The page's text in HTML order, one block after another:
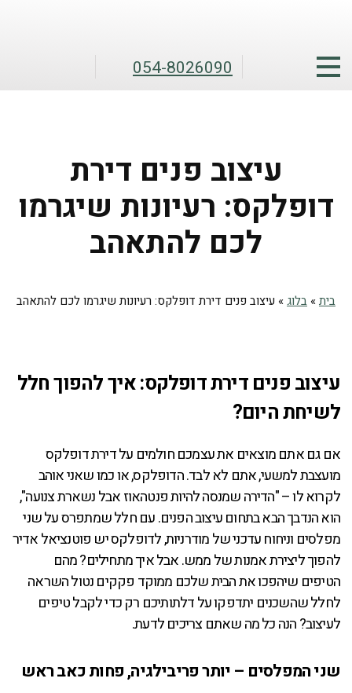
054-8026090
עיצוב פנים דירת
דופלקס: רעיונות שיגרמו
לכם להתאהב
בית» בלוג» עיצוב פנים דירת דופלקס: רעיונות שיגרמו לכם להתאהב
עיצוב פנים דירת דופלקס: איך להפוך חלל
לשיחת היום?
אם גם אתם מוצאים את עצמכם חולמים על דירת דופלקס
מועצבת למשעי, אתם לא לבד. הדופלקס, או כמו שאני אוהב
לקרוא לו – "הדירה שמנסה להיות פנטהאוז אבל נשארת צנועה",
הוא הנדבך הבא בתחום עיצוב הפנים. עם חלל שמתפרס על שני
מפלסים וניחוח עדכני של מודרניות, לדופלקס יש פוטנציאל אדיר
להפוך ליצירת אמנות של ממש. אבל איך מתחילים? מהם
הטיפים שיהפכו את הבית שלכם ממוקד פקקים נטול השראה
לחלל שהשכנים יתדפקו על דלתותיכם רק כדי לקבל טיפים
לעיצוב? הנה כל מה שאתם צריכים לדעת.
שני המפלסים – יותר פריבילגיה, פחות כאב ראש